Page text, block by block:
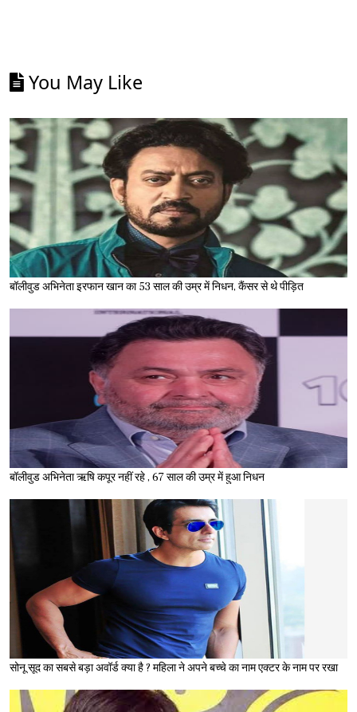
You May Like
बॉलीवुड अभिनेता इरफान खान का 53 साल की उम्र में निधन, कैंसर से थे पीड़ित
बॉलीवुड अभिनेता ऋषि कपूर नहीं रहे , 67 साल की उम्र में हुआ निधन
सोनू सूद का सबसे बड़ा अवॉर्ड क्या है ? महिला ने अपने बच्चे का नाम एक्टर के नाम पर रखा